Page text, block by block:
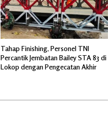
Tahap Finishing, Personel TNI
Percantik Jembatan Bailey STA 83 di
Lokop dengan Pengecatan Akhir